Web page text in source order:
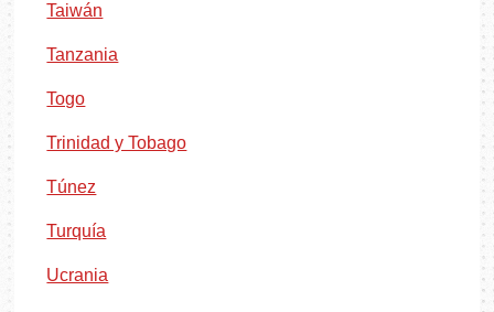
Taiwán
Tanzania
Togo
Trinidad y Tobago
Túnez
Turquía
Ucrania